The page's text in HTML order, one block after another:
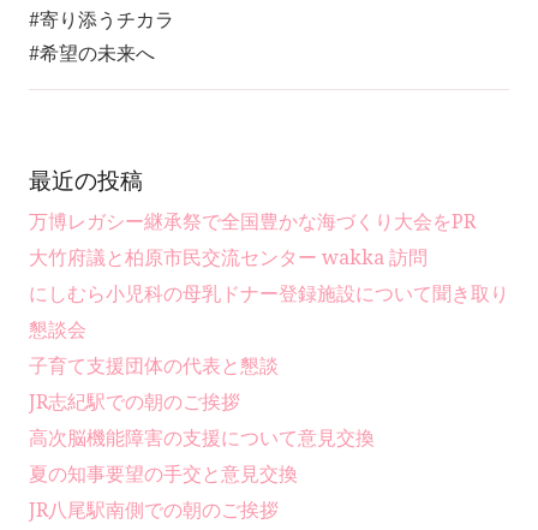
#寄り添うチカラ
#希望の未来へ
最近の投稿
万博レガシー継承祭で全国豊かな海づくり大会をPR
大竹府議と柏原市民交流センター wakka 訪問
にしむら小児科の母乳ドナー登録施設について聞き取り
懇談会
子育て支援団体の代表と懇談
JR志紀駅での朝のご挨拶
高次脳機能障害の支援について意見交換
夏の知事要望の手交と意見交換
JR八尾駅南側での朝のご挨拶